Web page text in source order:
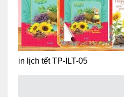
in lịch tết TP-ILT-05